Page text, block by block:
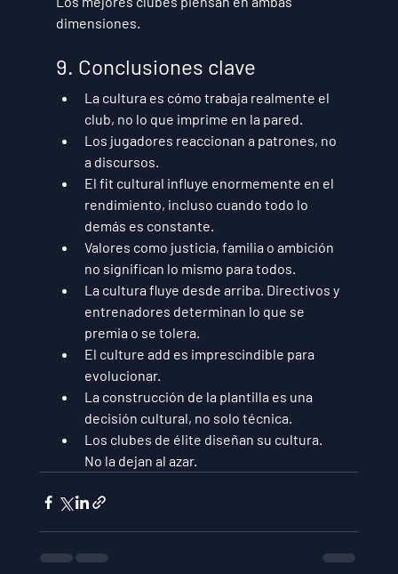
dimensiones.
9. Conclusiones clave
La cultura es cómo trabaja realmente el
club, no lo que imprime en la pared.
Los jugadores reaccionan a patrones, no
a discursos.
El fit cultural influye enormemente en el
rendimiento, incluso cuando todo lo
demás es constante.
Valores como justicia, familia o ambición
no significan lo mismo para todos.
La cultura fluye desde arriba. Directivos y
entrenadores determinan lo que se
premia o se tolera.
El culture add es imprescindible para
evolucionar.
La construcción de la plantilla es una
decisión cultural, no solo técnica.
Los clubes de élite diseñan su cultura.
No la dejan al azar.